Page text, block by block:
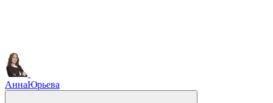
АннаЮрьева